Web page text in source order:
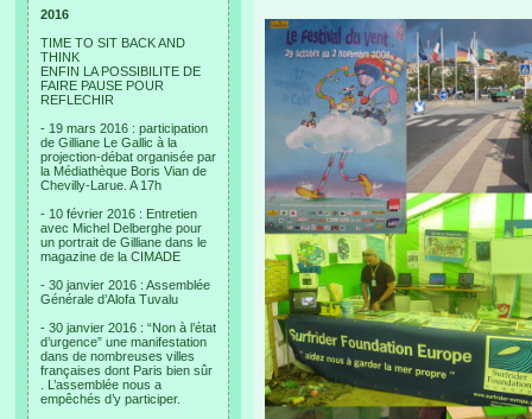
2016
TIME TO SIT BACK AND
THINK
ENFIN LA POSSIBILITE DE
FAIRE PAUSE POUR
REFLECHIR
- 19 mars 2016 : participation
de Gilliane Le Gallic à la
projection-débat organisée par
la Médiathèque Boris Vian de
Chevilly-Larue. A 17h
- 10 février 2016 : Entretien
avec Michel Delberghe pour
un portrait de Gilliane dans le
magazine de la CIMADE
- 30 janvier 2016 : Assemblée
Générale d’Alofa Tuvalu
- 30 janvier 2016 : “Non à l’état
d’urgence” une manifestation
dans de nombreuses villes
françaises dont Paris bien sûr
. L’assemblée nous a
empêchés d’y participer.